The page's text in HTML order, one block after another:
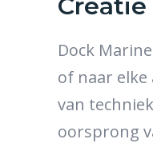
Dock
of naar
van
oorsprong